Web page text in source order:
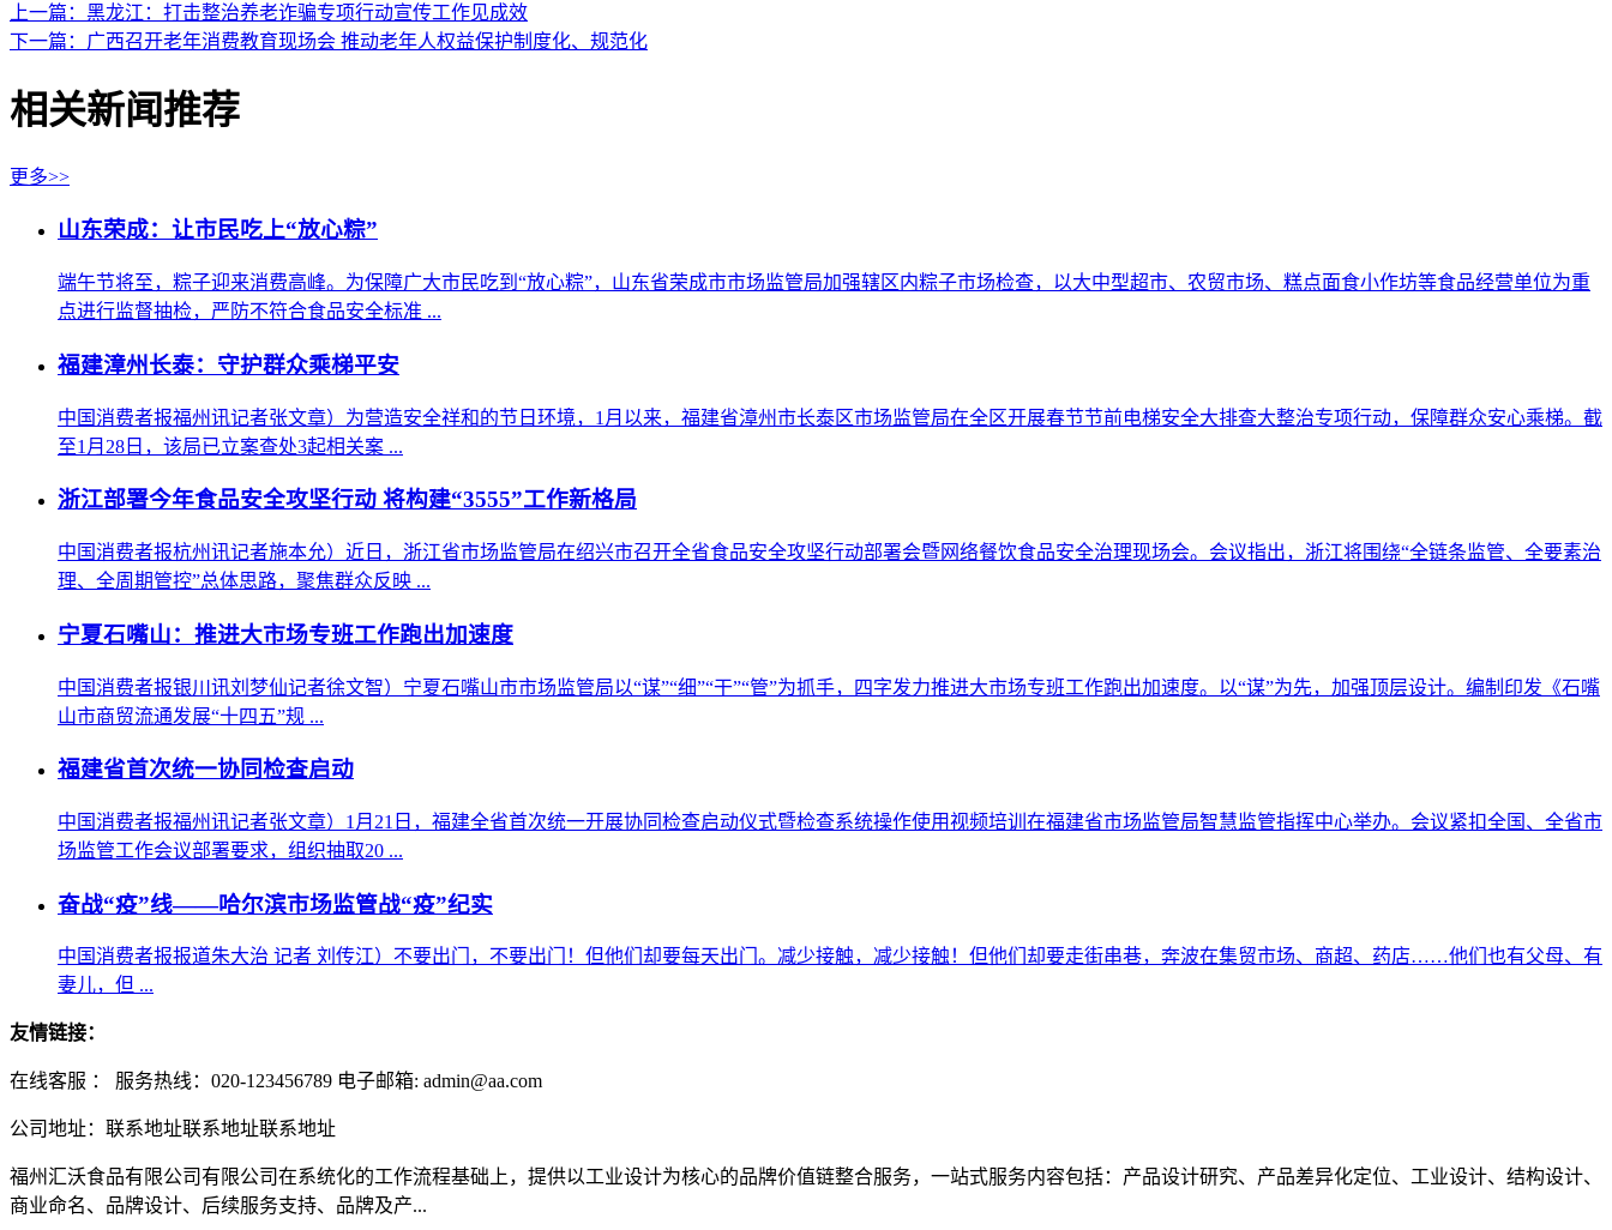
上一篇：黑龙江：打击整治养老诈骗专项行动宣传工作见成效
下一篇：广西召开老年消费教育现场会 推动老年人权益保护制度化、规范化
相关新闻推荐
更多>>
山东荣成：让市民吃上“放心粽”
端午节将至，粽子迎来消费高峰。为保障广大市民吃到“放心粽”，山东省荣成市市场监管局加强辖区内粽子市场检查，以大中型超市、农贸市场、糕点面食小作坊等食品经营单位为重
点进行监督抽检，严防不符合食品安全标准 ...
福建漳州长泰：守护群众乘梯平安
中国消费者报福州讯记者张文章）为营造安全祥和的节日环境，1月以来，福建省漳州市长泰区市场监管局在全区开展春节节前电梯安全大排查大整治专项行动，保障群众安心乘梯。截
至1月28日，该局已立案查处3起相关案 ...
浙江部署今年食品安全攻坚行动 将构建“3555”工作新格局
中国消费者报杭州讯记者施本允）近日，浙江省市场监管局在绍兴市召开全省食品安全攻坚行动部署会暨网络餐饮食品安全治理现场会。会议指出，浙江将围绕“全链条监管、全要素治
理、全周期管控”总体思路，聚焦群众反映 ...
宁夏石嘴山：推进大市场专班工作跑出加速度
中国消费者报银川讯刘梦仙记者徐文智）宁夏石嘴山市市场监管局以“谋”“细”“干”“管”为抓手，四字发力推进大市场专班工作跑出加速度。以“谋”为先，加强顶层设计。编制印发《石嘴
山市商贸流通发展“十四五”规 ...
福建省首次统一协同检查启动
中国消费者报福州讯记者张文章）1月21日，福建全省首次统一开展协同检查启动仪式暨检查系统操作使用视频培训在福建省市场监管局智慧监管指挥中心举办。会议紧扣全国、全省市
场监管工作会议部署要求，组织抽取20 ...
奋战“疫”线——哈尔滨市场监管战“疫”纪实
中国消费者报报道朱大治 记者 刘传江）不要出门，不要出门！但他们却要每天出门。减少接触，减少接触！但他们却要走街串巷，奔波在集贸市场、商超、药店……他们也有父母、有
妻儿，但 ...
友情链接：
在线客服 ： 服务热线：020-123456789 电子邮箱: admin@aa.com
公司地址：联系地址联系地址联系地址
福州汇沃食品有限公司有限公司在系统化的工作流程基础上，提供以工业设计为核心的品牌价值链整合服务，一站式服务内容包括：产品设计研究、产品差异化定位、工业设计、结构设计、
商业命名、品牌设计、后续服务支持、品牌及产...